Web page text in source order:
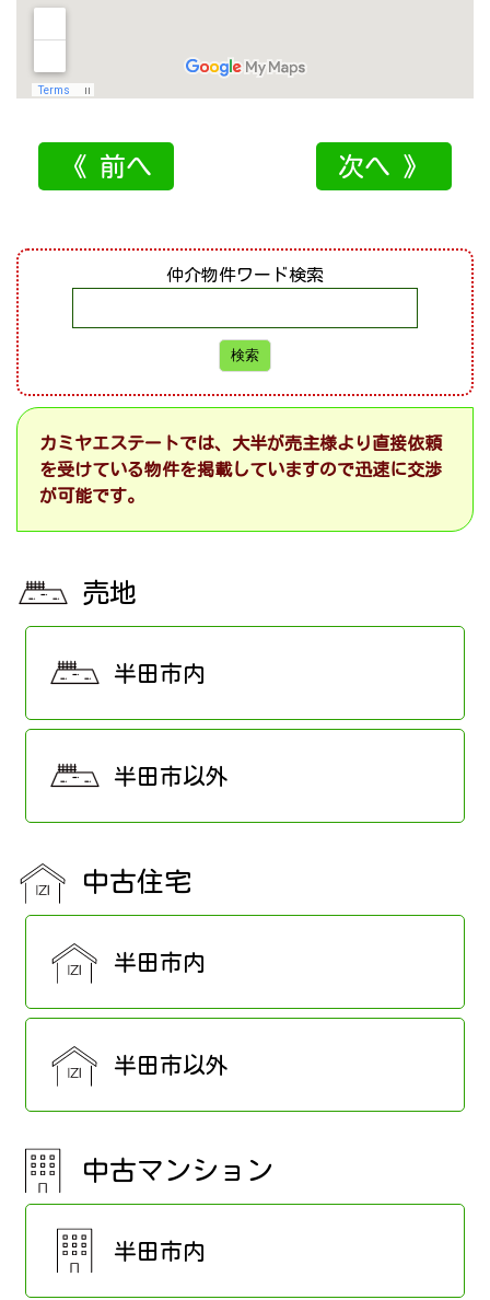
《 前へ 次へ 》
仲介物件ワード検索
カミヤエステートでは、大半が売主様より直接依頼
を受けている物件を掲載していますので迅速に交渉
が可能です。
売地
半田市内
半田市以外
中古住宅
半田市内
半田市以外
中古マンション
半田市内